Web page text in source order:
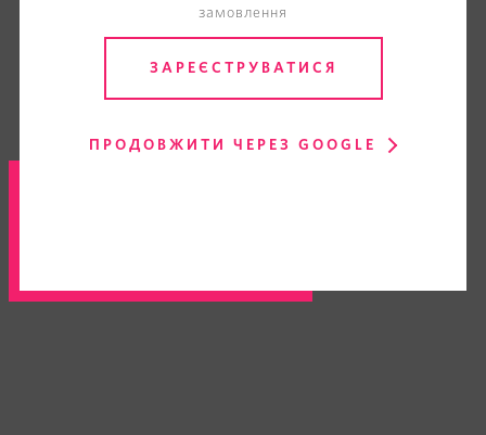
замовлення
ЗАРЕЄСТРУВАТИСЯ
ПРОДОВЖИТИ ЧЕРЕЗ GOOGLE